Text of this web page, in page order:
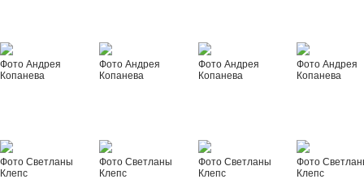
Фото Андрея
Копанева
Фото Андрея
Копанева
Фото Андрея
Копанева
Фото Андрея
Копанева
Фото Светланы
Клепс
Фото Светланы
Клепс
Фото Светланы
Клепс
Фото
Клепс